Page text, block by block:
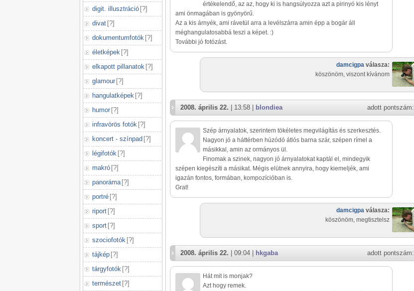
digit. illusztráció [?]
divat [?]
dokumentumfotók [?]
életképek [?]
elkapott pillanatok [?]
glamour [?]
hangulatképek [?]
humor [?]
infravörös fotók [?]
koncert - színpad [?]
légifotók [?]
makró [?]
panoráma [?]
portré [?]
riport [?]
sport [?]
szociofotók [?]
tájkép [?]
tárgyfotók [?]
természet [?]
értékelendő, az az, hogy ki is hangsúlyozza azt a pirinyó kis lényt
ami önmagában is gyönyörű.
Az a kis árnyék, ami rávetül arra a levélszárra amin épp a bogár áll
méghangulatosabbá teszi a képet. :)
További jó fotózást.
damcigpa válasza:
köszönöm, viszont kívánom
adott pontszám:
2008. április 22. | 13:58 | blondiea
Szép árnyalatok, szerintem tökéletes megvilágítás és szerkesztés.
Nagyon jó a háttérben húzódó átlós barna szár, szépen rímel a
másikkal, amin az ormányos ül.
Finomak a szinek, nagyon jó árnyalatokat kaptál el, mindegyik
szépen kiegészíti a másikat. Mégis elütnek annyira, hogy kiemeljék, ami
igazán fontos, formában, kompozícióban is.
Grat!
damcigpa válasza:
köszönöm, megtisztelsz
adott pontszám:
2008. április 22. | 09:04 | hkgaba
Hát mit is monjak?
Azt hogy remek.